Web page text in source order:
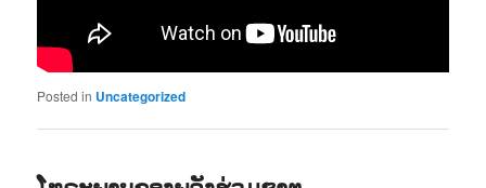
Posted in Uncategorized